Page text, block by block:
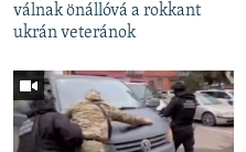
válnak önállóvá a rokkant
ukrán veteránok